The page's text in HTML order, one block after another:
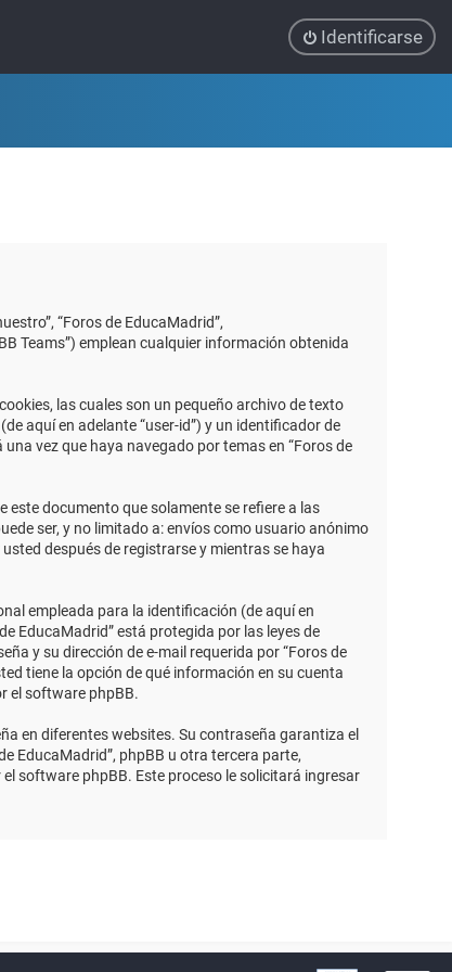
Identificarse
“Foros de EducaMadrid”,
Teams”) emplean cualquier información obtenida
las cuales son un pequeño archivo de texto
aquí en adelante “user-id”) y un identificador de
vez que haya navegado por temas en “Foros de
este documento que solamente se refiere a las
ser, y no limitado a: envíos como usuario anónimo
después de registrarse y mientras se haya
empleada para la identificación (de aquí en
EducaMadrid” está protegida por las leyes de
y su dirección de e-mail requerida por “Foros de
tiene la opción de qué información en su cuenta
el software phpBB.
en diferentes websites. Su contraseña garantiza el
EducaMadrid”, phpBB u otra tercera parte,
software phpBB. Este proceso le solicitará ingresar